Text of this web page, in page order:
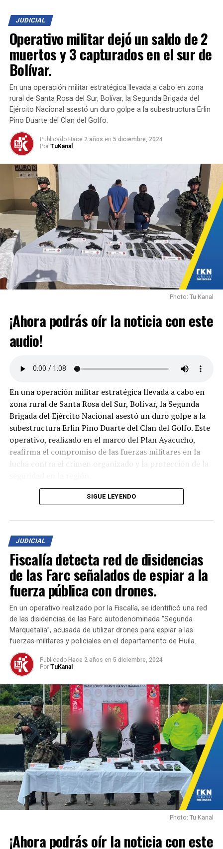
productos de
empaques y sellos diseñados para aparentar
autenticidad.
Los productos falsificados estaban siendo
comercializados en diferentes ciudades del país. Un juez
de control de garantías avaló las diligencias y los
elementos incautados, mientras las investigaciones
avanzan para imputar cargos por los delitos de
usurpación de derechos de propiedad industrial
alteración de calidad, cantidad, peso o medida
Este golpe representa un importante avance en la lucha
contra el comercio ilegal que pone en riesgo la
seguridad de los consumidores y afecta la economía del
JUDICIAL
Operativo militar dejó un saldo de 2
muertos y 3 capturados en el sur de
Bolívar.
En una operación militar estratégica llevada a cabo en zona
rural de Santa Rosa del Sur, Bolívar, la Segunda Brigada del
Ejército Nacional asestó un duro golpe a la subestructura Erlin
Pino Duarte del Clan del Golfo.
Publicado Hace 2 años en 5 diciembre, 2024
Por TuKanal
Photo: Tu Kanal
¡Ahora podrás oír la noticia con este
audio!
En una operación militar estratégica llevada a cabo en
zona rural de Santa Rosa del Sur, Bolívar, la Segunda
Brigada del Ejército Nacional asestó un duro golpe a la
subestructura Erlin Pino Duarte del Clan del Golfo. Este
operativo, realizado en el marco del Plan Ayacucho,
reafirma el compromiso de las fuerzas militares en la
lucha contra el crimen organizado y la protección de la
El combate dejó como saldo la muerte de dos
más, y la incautación de un importante arsenal que
incluye cuatro fusiles, una pistola, dos revólveres y
diversos elementos de intendencia utilizados en
actividades delictivas.
Este logro representa un paso firme en el esfuerzo por
debilitar las estructuras criminales que afectan la
tranquilidad de las comunidades en Bolívar y en todo el
país. El Ejército Nacional continúa trabajando para
garantizar la seguridad de los ciudadanos y combatir el
accionar de grupos al margen de la ley.
SIGUE LEYENDO
JUDICIAL
Fiscalía detecta red de disidencias
de las Farc señalados de espiar a la
fuerza pública con drones.
En un operativo realizado por la Fiscalía, se identificó una red
de las disidencias de las Farc autodenominada “Segunda
Marquetalia”, acusada de utilizar drones para espiar a las
fuerzas militares y policiales en el departamento de Huila.
Publicado Hace 2 años en 5 diciembre, 2024
Por TuKanal
Photo: Tu Kanal
¡Ahora podrás oír la noticia con este